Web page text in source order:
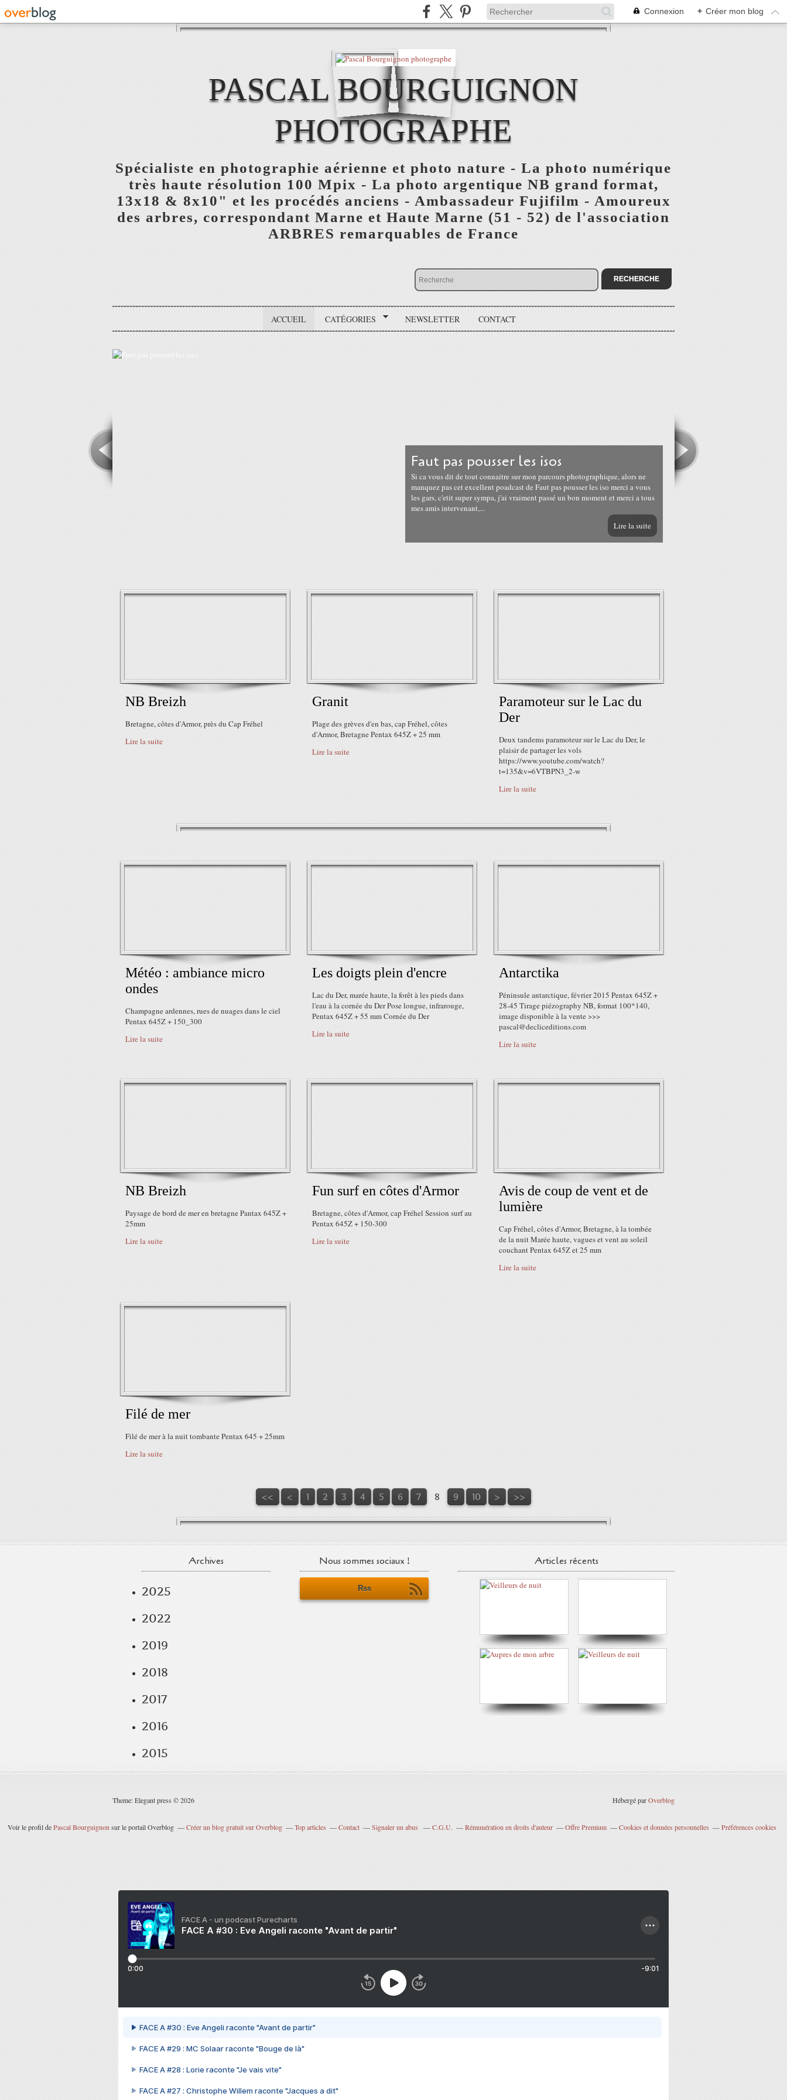
Connexion + Créer mon blog
PASCAL BOURGUIGNON
PHOTOGRAPHE
Spécialiste en photographie aérienne et photo nature - La photo numérique
très haute résolution 100 Mpix - La photo argentique NB grand format,
13x18 & 8x10" et les procédés anciens - Ambassadeur Fujifilm - Amoureux
des arbres, correspondant Marne et Haute Marne (51 - 52) de l'association
ARBRES remarquables de France
ACCUEIL CATÉGORIES NEWSLETTER CONTACT
Faut pas pousser les isos
Si ca vous dit de tout connaitre sur mon parcours photographique, alors ne
manquez pas cet excellent poadcast de Faut pas pousser les iso merci a vous
les gars, c'etit super sympa, j'ai vraiment passé un bon moment et merci a tous
mes amis intervenant,...
Lire la suite
NB Breizh
Bretagne, côtes d'Armor, près du Cap Fréhel
Lire la suite
Granit
Plage des grèves d'en bas, cap Fréhel, côtes
d'Armor, Bretagne Pentax 645Z + 25 mm
Lire la suite
Paramoteur sur le Lac du
Der
Deux tandems paramoteur sur le Lac du Der, le
plaisir de partager les vols
https://www.youtube.com/watch?
t=135&v=6VTBPN3_2-w
Lire la suite
Météo : ambiance micro
ondes
Champagne ardennes, rues de nuages dans le ciel
Pentax 645Z + 150_300
Lire la suite
Les doigts plein d'encre
Lac du Der, marée haute, la forêt à les pieds dans
l'eau à la cornée du Der Pose longue, infrarouge,
Pentax 645Z + 55 mm Cornée du Der
Lire la suite
Antarctika
Péninsule antarctique, février 2015 Pentax 645Z +
28-45 Tirage piézography NB, format 100*140,
image disponible à la vente >>>
pascal@decliceditions.com
Lire la suite
NB Breizh
Paysage de bord de mer en bretagne Pantax 645Z +
25mm
Lire la suite
Fun surf en côtes d'Armor
Bretagne, côtes d'Armor, cap Fréhel Session surf au
Pentax 645Z + 150-300
Lire la suite
Avis de coup de vent et de
lumière
Cap Fréhel, côtes d'Armor, Bretagne, à la tombée
de la nuit Marée haute, vagues et vent au soleil
couchant Pentax 645Z et 25 mm
Lire la suite
Filé de mer
Filé de mer à la nuit tombante Pentax 645 + 25mm
Lire la suite
<< < 1 2 3 4 5 6 7 8 9 10 > >>
Archives
2025
2022
2019
2018
2017
2016
2015
Nous sommes sociaux !
Rss
Articles récents
Theme: Elegant press © 2026 Hébergé parOverblog
Voir le profil dePascal Bourguignon sur le portail Overblog Créer un blog gratuit sur Overblog Top articles Contact Signaler un abus C.G.U. Rémunération en droits d'auteur Offre Premium Cookies et données personnelles Préférences cookies
FACE A - un podcast Purecharts
FACE A #30 : Eve Angeli raconte "Avant de partir"
0:00 -9:01
FACE A #30 : Eve Angeli raconte "Avant de partir"
FACE A #29 : MC Solaar raconte "Bouge de là"
FACE A #28 : Lorie raconte "Je vais vite"
FACE A #27 : Christophe Willem raconte "Jacques a dit"